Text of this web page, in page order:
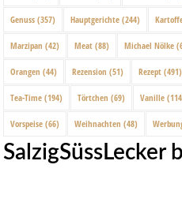
Genuss (357) Hauptgerichte (244)
Marzipan (42) Meat (88) Michael Nölke
Orangen (44) Rezension (51) Rezept (491)
Tea-Time (194) Törtchen (69) Vanille
Vorspeise (66) Weihnachten (48)
SalzigSüssLecker